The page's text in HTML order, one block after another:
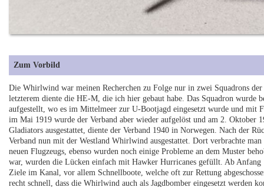
Zum Vorbild
Die Whirlwind war meinen Recherchen zu Folge nur in zwei Squadrons
letzterem diente die HE-M, die ich hier gebaut habe. Das Squadron wurde
aufgestellt, wo es im Mittelmeer zur U-Bootjagd eingesetzt wurde und mit
im Mai 1919 wurde der Verband aber wieder aufgelöst und am 2. Oktober
Gladiators ausgestattet, diente der Verband 1940 in Norwegen. Nach der
Verband nun mit der Westland Whirlwind ausgestattet. Dort verbrachte
neuen Flugzeugs, ebenso wurden noch einige Probleme an dem Muster
war, wurden die Lücken einfach mit Hawker Hurricanes gefüllt. Ab Anfang
Ziele im Kanal, vor allem Schnellboote, welche oft zur Rettung
recht schnell, dass die Whirlwind auch als Jagdbomber eingesetzt werden